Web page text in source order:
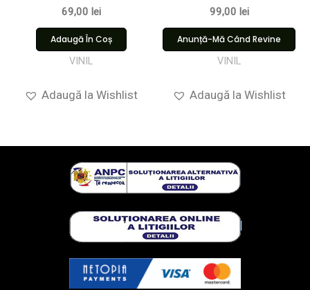
69,00 lei
Adaugă În Coș
VINIL
Adaugă la Wishlist
99,00 lei
Anunță-Mă Când Revine
VINIL
Adaugă la Wishlist